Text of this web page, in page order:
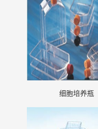
细胞培养瓶